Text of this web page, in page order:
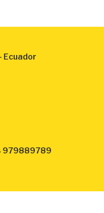
Ecuador
979889789